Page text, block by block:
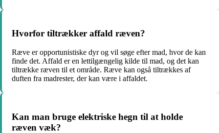
Hvorfor tiltrækker affald ræven?
Ræve er opportunistiske dyr og vil søge efter mad, hvor de kan
finde det. Affald er en lettilgængelig kilde til mad, og det kan
tiltrække ræven til et område. Ræve kan også tiltrækkes af
duften fra madrester, der kan være i affaldet.
Kan man bruge elektriske hegn til at holde
ræven væk?